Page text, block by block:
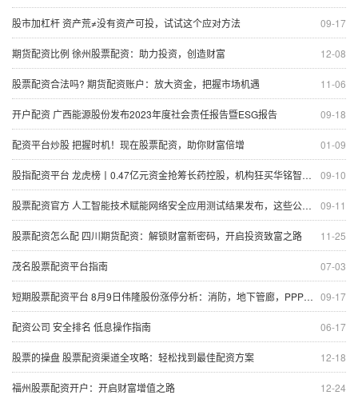
09-17
股市加杠杆 资产荒≠没有资产可投，试试这个应对方法
12-08
期货配资比例 徐州股票配资：助力投资，创造财富
11-06
股票配资合法吗? 期货配资账户：放大资金，把握市场机遇
09-18
开户配资 广西能源股份发布2023年度社会责任报告暨ESG报告
01-09
配资平台炒股 把握时机！现在股票配资，助你财富倍增
09-10
股指配资平台 龙虎榜丨0.47亿元资金抢筹长药控股，机构狂买华铭智能（名单）
09-11
股票配资官方 人工智能技术赋能网络安全应用测试结果发布，这些公司上榜｜网安周
11-25
股票配资怎么配 四川期货配资：解锁财富新密码，开启投资致富之路
07-03
茂名股票配资平台指南
09-17
短期股票配资平台 8月9日伟隆股份涨停分析：消防，地下管廊，PPP概念热股
06-17
配资公司 安全排名 低息操作指南
12-18
股票的操盘 股票配资渠道全攻略：轻松找到最佳配资方案
12-24
福州股票配资开户：开启财富增值之路